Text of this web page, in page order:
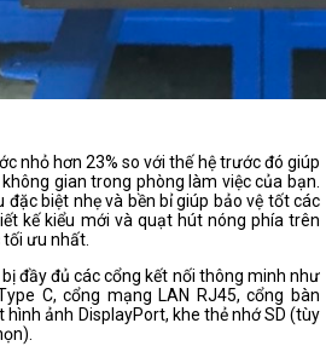
nhỏ hơn 23% so với thế hệ trước đó giúp
gian trong phòng làm việc của bạn.
đặc biệt nhẹ và bền bỉ giúp bảo vệ tốt các
kế kiểu mới và quạt hút nóng phía trên
ưu nhất.
đầy đủ các cổng kết nối thông minh như
C, cổng mạng LAN RJ45, cổng bàn
ảnh DisplayPort, khe thẻ nhớ SD (tùy